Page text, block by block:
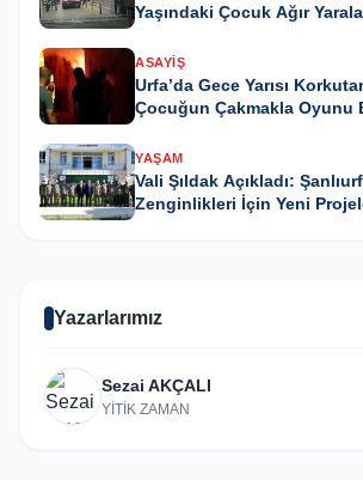
Yaşındaki Çocuk Ağır
ASAYIŞ
Urfa’da Gece Yarısı
Çocuğun Çakmakla Oyunu
YAŞAM
Vali Şıldak Açıkladı:
Zenginlikleri İçin Yeni
Yazarlarımız
Sezai AKÇALI
YİTİK ZAMAN